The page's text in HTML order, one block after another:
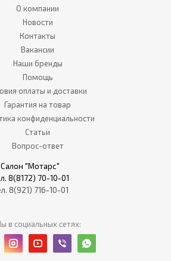
О компании
Новости
Контакты
Вакансии
Наши бренды
Помощь
оплаты и доставки
Гарантия на товар
конфиденциальности
Статьи
Вопрос-ответ
Салон "Мотарс"
8(8172) 70-10-01
8(921) 716-10-01
в социальных сетях: